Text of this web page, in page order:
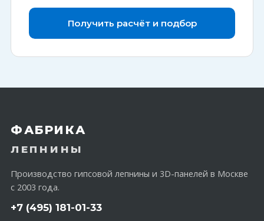
Получить расчёт и подбор
ФАБРИКА
ЛЕПНИНЫ
Производство гипсовой лепнины и 3D-панелей в Москве
с 2003 года.
+7 (495) 181-01-33